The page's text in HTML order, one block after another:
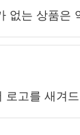
없는 상품은
고를 새겨